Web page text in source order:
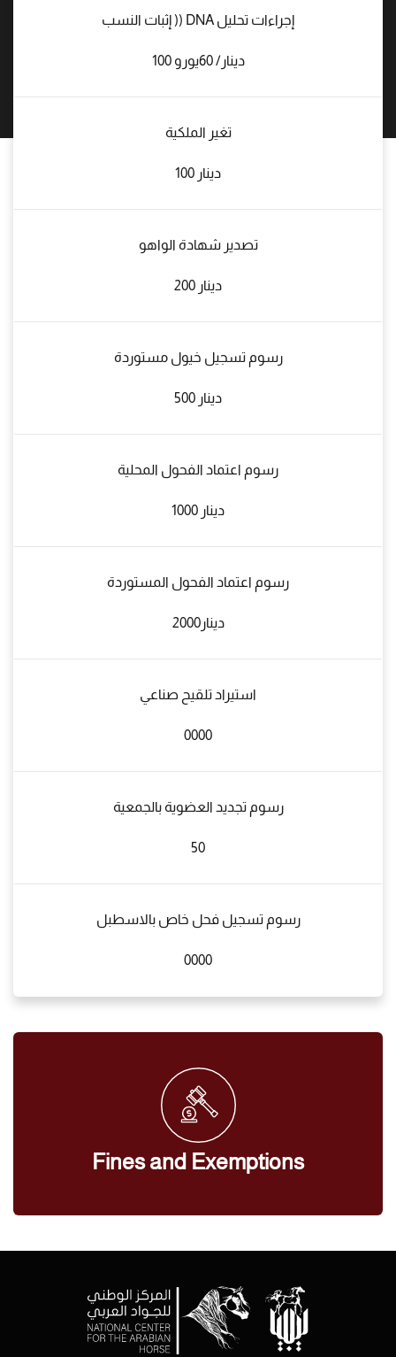
Terms of participation in tournamentsإثبات النسب )) DNA إجراءات تحليل
100 دينار/ 60يورو
تغير الملكية
100 دينار
تصدير شهادة الواهو
دينار 200
رسوم تسجيل خيول مستوردة
دينار 500
رسوم اعتماد الفحول المحلية
دينار 1000
رسوم اعتماد الفحول المستوردة
دينار2000
استيراد تلقيح صناعي
0000
رسوم تجديد العضوية بالجمعية
50
رسوم تسجيل فحل خاص بالاسطبل
0000
Fines and Exemptions